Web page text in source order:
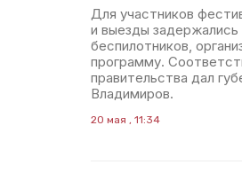
Для участников
и выезды задержались
беспилотников,
программу.
правительства дал
Владимиров.
20 мая , 11:34